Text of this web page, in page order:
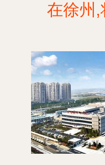
在徐州,